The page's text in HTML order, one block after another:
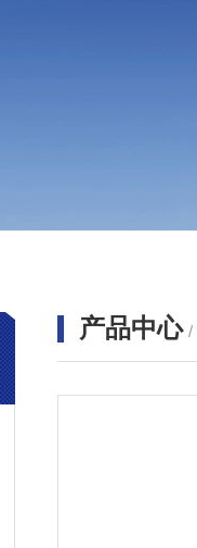
产品中心 /